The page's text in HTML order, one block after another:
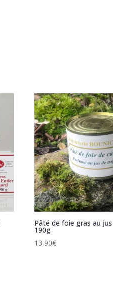
Pâté de foie gras au
190g
13,90€